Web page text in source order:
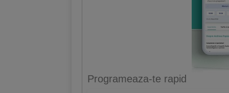
Programeaza-te rapid